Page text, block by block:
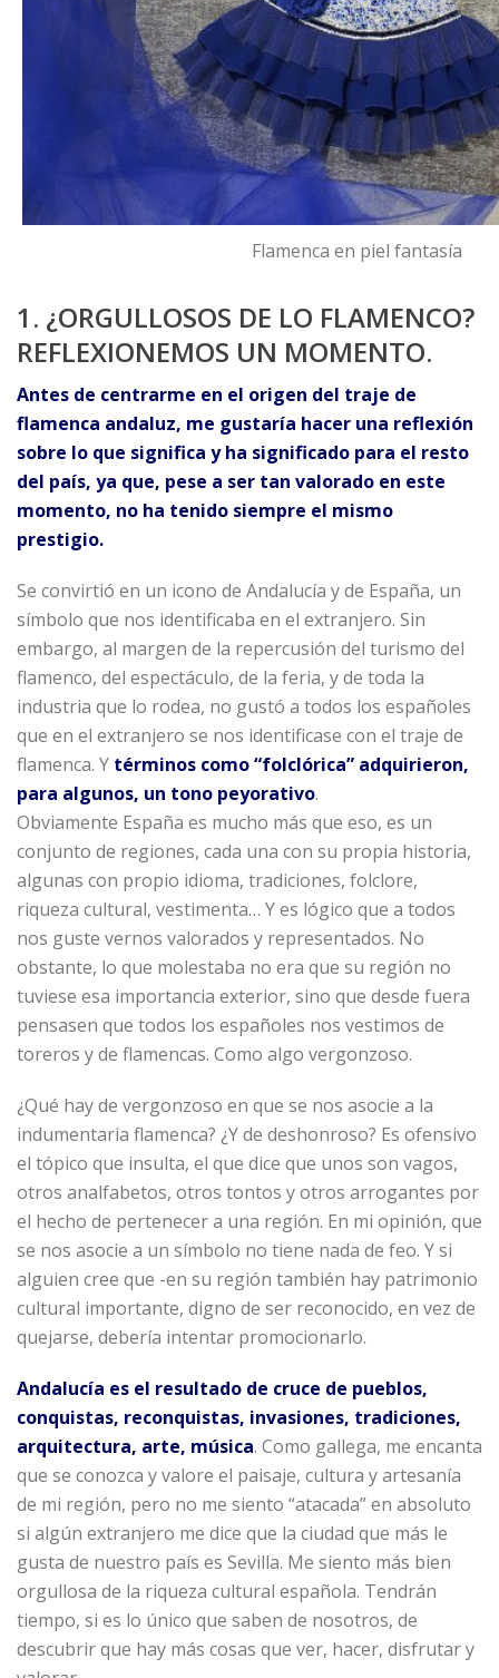
Flamenca en piel fantasía
1. ¿ORGULLOSOS DE LO FLAMENCO?
REFLEXIONEMOS UN MOMENTO.
Antes de centrarme en el origen del traje de
flamenca andaluz, me gustaría hacer una reflexión
sobre lo que significa y ha significado para el resto
del país, ya que, pese a ser tan valorado en este
momento, no ha tenido siempre el mismo
prestigio.
Se convirtió en un icono de Andalucía y de España, un
símbolo que nos identificaba en el extranjero. Sin
embargo, al margen de la repercusión del turismo del
flamenco, del espectáculo, de la feria, y de toda la
industria que lo rodea, no gustó a todos los españoles
que en el extranjero se nos identificase con el traje de
flamenca. Y términos como “folclórica” adquirieron,
para algunos, un tono peyorativo.
Obviamente España es mucho más que eso, es un
conjunto de regiones, cada una con su propia historia,
algunas con propio idioma, tradiciones, folclore,
riqueza cultural, vestimenta… Y es lógico que a todos
nos guste vernos valorados y representados. No
obstante, lo que molestaba no era que su región no
tuviese esa importancia exterior, sino que desde fuera
pensasen que todos los españoles nos vestimos de
toreros y de flamencas. Como algo vergonzoso.
¿Qué hay de vergonzoso en que se nos asocie a la
indumentaria flamenca? ¿Y de deshonroso? Es ofensivo
el tópico que insulta, el que dice que unos son vagos,
otros analfabetos, otros tontos y otros arrogantes por
el hecho de pertenecer a una región. En mi opinión, que
se nos asocie a un símbolo no tiene nada de feo. Y si
alguien cree que -en su región también hay patrimonio
cultural importante, digno de ser reconocido, en vez de
quejarse, debería intentar promocionarlo.
Andalucía es el resultado de cruce de pueblos,
conquistas, reconquistas, invasiones, tradiciones,
arquitectura, arte, música. Como gallega, me encanta
que se conozca y valore el paisaje, cultura y artesanía
de mi región, pero no me siento “atacada” en absoluto
si algún extranjero me dice que la ciudad que más le
gusta de nuestro país es Sevilla. Me siento más bien
orgullosa de la riqueza cultural española. Tendrán
tiempo, si es lo único que saben de nosotros, de
descubrir que hay más cosas que ver, hacer, disfrutar y